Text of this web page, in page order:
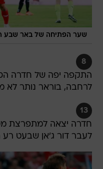
שער הפתיחה של באר שבע
8
התקפה יפה של חדרה
לרחבה, בוראר נותר לא
13
חדרה יצאה למתפרצת
לעבר דור ג'אן שבעט רע